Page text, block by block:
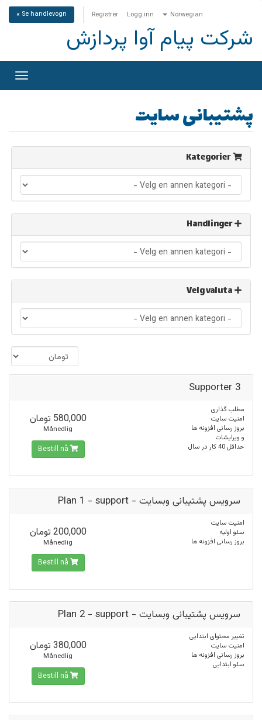
Norwegian
Logg inn
Registrer
Se handlevogn »
شرکت پیام آوا پردازش
Bytt
پشتیبانی سایت
Kategorier
Handlinger
Supporter 3
مطلب گذاری
امنیت سایت
بروز رسانی افزونه ها
و ویرایشات
حداقل 40 کار در سال
580,000 تومان
Månedlig
سرویس پشتیبانی وبسایت - Plan 1 - support
امنیت سایت
سئو اوليه
بروز رسانی افزونه ها
200,000 تومان
Månedlig
سرویس پشتیبانی وبسایت - Plan 2 - support
تغییر محتوای ابتدایی
امنیت سایت
بروز رسانی افزونه ها
سئو ابتدایی
380,000 تومان
Månedlig